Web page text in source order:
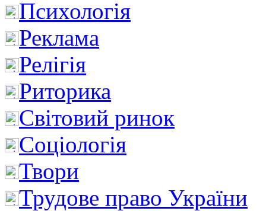
Психологія
Реклама
Релігія
Риторика
Світовий ринок
Соціологія
Твори
Трудове право України